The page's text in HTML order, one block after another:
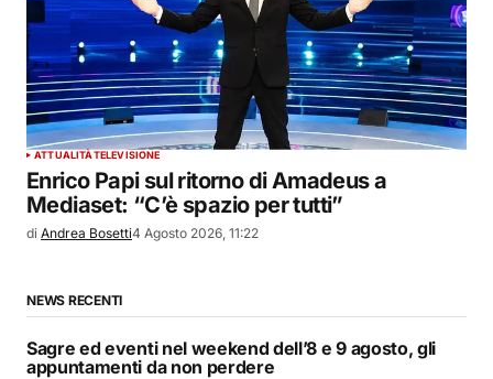
ATTUALITÀTELEVISIONE
Enrico Papi sul ritorno di Amadeus a
Mediaset: “C’è spazio per tutti”
di Andrea Bosetti4 Agosto 2026, 11:22
NEWS RECENTI
Sagre ed eventi nel weekend dell’8 e 9 agosto, gli
appuntamenti da non perdere